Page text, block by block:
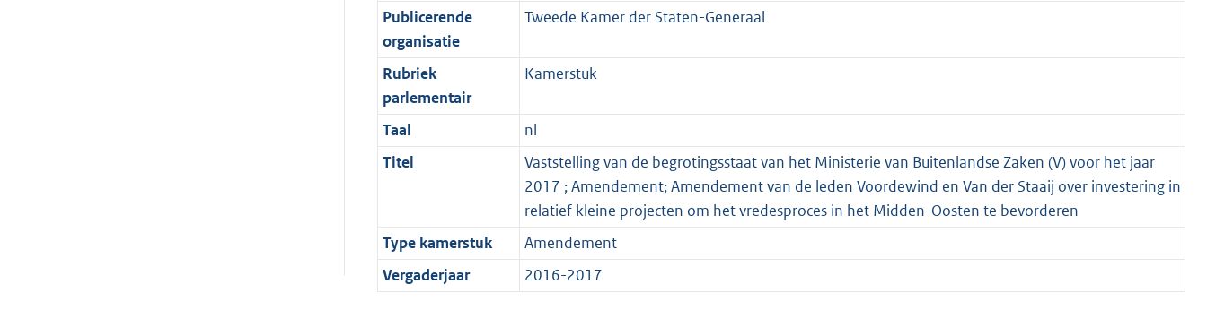
Publicerende
organisatie
Tweede Kamer der Staten-Generaal
Rubriek
parlementair
Kamerstuk
Taal
nl
Titel
Vaststelling van de begrotingsstaat van het Ministerie van Buitenlandse Zaken (V) voor het jaar
2017 ; Amendement; Amendement van de leden Voordewind en Van der Staaij over investering in
relatief kleine projecten om het vredesproces in het Midden-Oosten te bevorderen
Type kamerstuk
Amendement
Vergaderjaar
2016-2017